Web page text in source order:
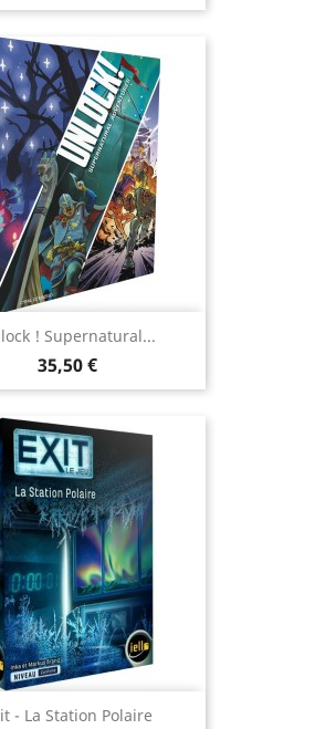
! Supernatural...
Prix
35,50 €
- La Station Polaire